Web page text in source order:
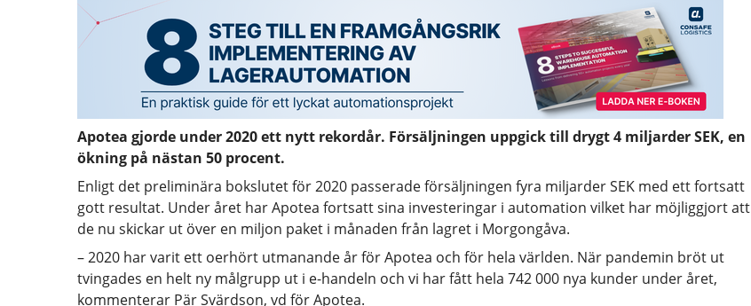
Apotea gjorde under 2020 ett nytt rekordår. Försäljningen uppgick till drygt 4 miljarder SEK, en
ökning på nästan 50 procent.
Enligt det preliminära bokslutet för 2020 passerade försäljningen fyra miljarder SEK med ett fortsatt
gott resultat. Under året har Apotea fortsatt sina investeringar i automation vilket har möjliggjort att
de nu skickar ut över en miljon paket i månaden från lagret i Morgongåva.
– 2020 har varit ett oerhört utmanande år för Apotea och för hela världen. När pandemin bröt ut
tvingades en helt ny målgrupp ut i e-handeln och vi har fått hela 742 000 nya kunder under året,
kommenterar Pär Svärdson, vd för Apotea.